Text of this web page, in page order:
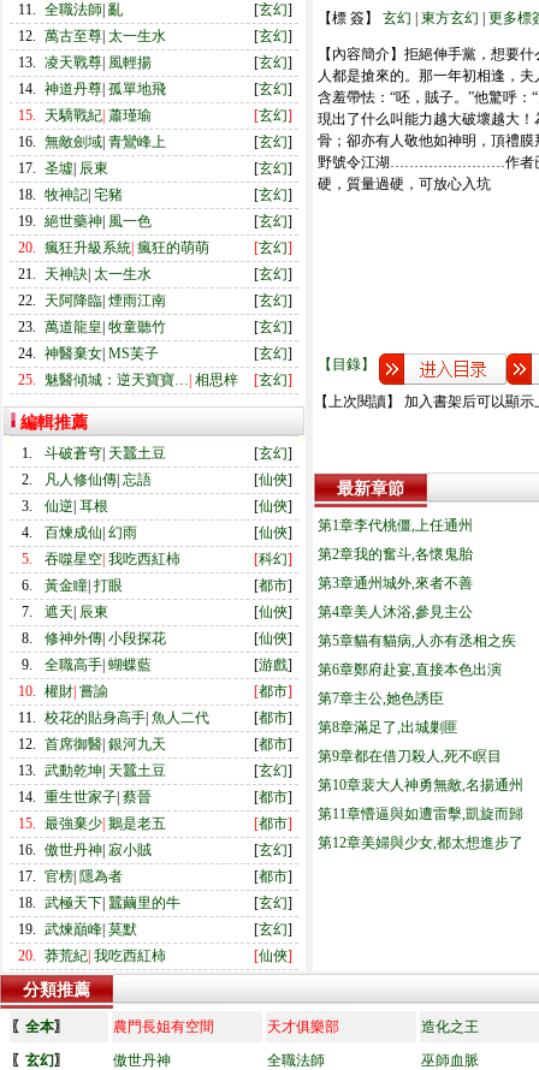
11. 全職法師 亂 [玄幻]
12. 萬古至尊 太一生水 [玄幻]
13. 凌天戰尊 風輕揚 [玄幻]
14. 神道丹尊 孤單地飛 [玄幻]
15.
天驕戰紀 蕭瑾瑜 [玄幻]
16. 無敵劍域 青鸞峰上 [玄幻]
17. 圣墟 辰東 [玄幻]
18. 牧神記 宅豬 [玄幻]
19. 絕世藥神 風一色 [玄幻]
20. 瘋狂升級系統 瘋狂的萌萌 [玄幻]
21.
天神訣 太一生水 [玄幻]
22.
天阿降臨 煙雨江南 [玄幻]
23. 萬道龍皇 牧童聽竹 [玄幻]
24. 神醫棄女 MS芙子 [玄幻]
25.
魅醫傾城：逆天寶寶… 相思梓 [玄幻]
編輯推薦
1. 斗破蒼穹 天蠶土豆 [玄幻]
2.
凡人修仙傳 忘語 [仙俠]
3.
仙逆 耳根 [仙俠]
4.
百煉成仙 幻雨 [仙俠]
5.
吞噬星空 我吃西紅柿 [科幻]
6.
黃金瞳 打眼 [都市]
7.
遮天 辰東 [仙俠]
8.
修神外傳 小段探花 [仙俠]
9.
全職高手 蝴蝶藍 [游戲]
10. 權財 嘗諭 [都市]
11. 校花的貼身高手 魚人二代 [都市]
12. 首席御醫 銀河九天 [都市]
13. 武動乾坤 天蠶土豆 [玄幻]
14. 重生世家子 蔡晉 [都市]
15. 最強棄少 鵝是老五 [都市]
16. 傲世丹神 寂小賊 [玄幻]
17. 官榜 隱為者 [都市]
18. 武極天下 蠶繭里的牛 [玄幻]
19. 武煉巔峰 莫默 [玄幻]
20. 莽荒紀 我吃西紅柿 [仙俠]
【標 簽】 玄幻 東方玄幻 更多標
【內容簡介】拒絕伸手黨，想要
人都是搶來的。那一年初相逢，
含羞帶怯：“呸，賊子。”他驚呼
現出了什么叫能力越大破壞越大
骨；卻亦有人敬他如神明，頂禮
野號令江湖……………………作者已有
硬，質量過硬，可放心入坑
【目錄】
【上次閱讀】 加入書架后可以顯
最新章節
第1章李代桃僵,上任通州
第2章我的奮斗,各懷鬼胎
第3章通州城外,來者不善
第4章美人沐浴,參見主公
第5章貓有貓病,人亦有丞相之疾
第6章鄭府赴宴,直接本色出演
第7章主公,她色誘臣
第8章滿足了,出城剿匪
第9章都在借刀殺人,死不瞑目
第10章裴大人神勇無敵,名揚通州
第11章懵逼與如遭雷擊,凱旋而歸
第12章美婦與少女,都太想進步了
分類推薦
〖 全本〗 農門長姐有空間 天才俱樂部
造化之王
〖 玄幻〗 傲世丹神 全職法師
巫師血脈